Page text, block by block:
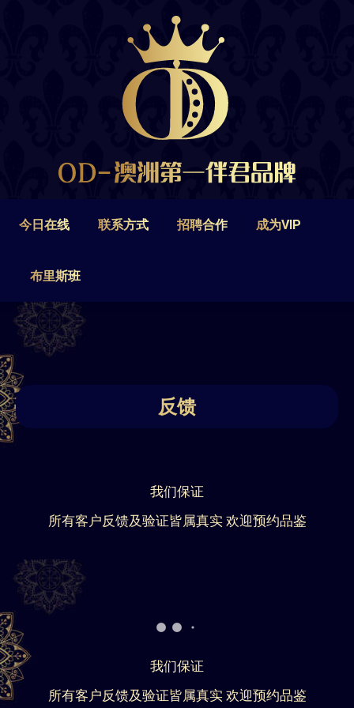
今日在线 联系方式 招聘合作 成为VIP
布里斯班
反馈
我们保证
所有客户反馈及验证皆属真实 欢迎预约品鉴
我们保证
所有客户反馈及验证皆属真实 欢迎预约品鉴
联系方式 招聘合作
布里斯班